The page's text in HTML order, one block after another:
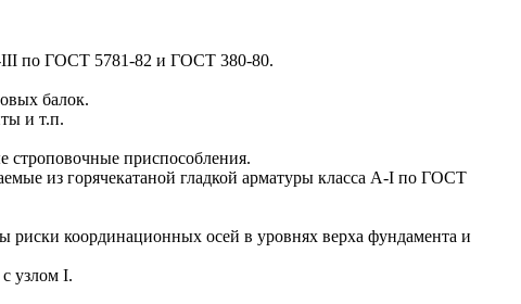
III по ГОСТ 5781-82 и ГОСТ 380-80.
балок.
и т.п.
приспособления.
из горячекатаной гладкой арматуры класса A-I по ГОСТ
координационных осей в уровнях верха фундамента и
узлом I.